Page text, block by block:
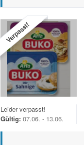
Verpasst!
Leider verpasst!
Gültig: 07.06. - 13.06.